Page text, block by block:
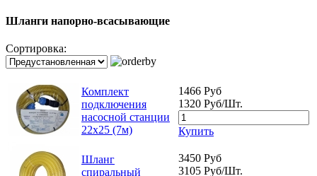
Шланги напорно-всасывающие
Сортировка:
Комплект
подключения
насосной станции
22х25 (7м)
1466 Руб
1320 Руб/Шт.
Купить
Шланг
спиральный
3450 Руб
3105 Руб/Шт.